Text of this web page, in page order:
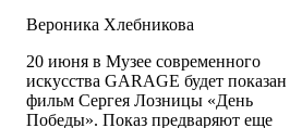
Вероника Хлебникова
20 июня в Музее современного
искусства GARAGE будет показан
фильм Сергея Лозницы «День
Победы». Показ предваряют еще